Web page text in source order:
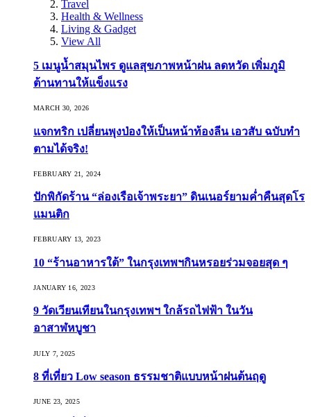
Travel
Health & Wellness
Living & Gadget
View All
5 เมนูน้ำสมุนไพร ดูแลสุขภาพหน้าฝน ลดหวัด เพิ่มภูมิ
ต้านทานให้แข็งแรง
MARCH 30, 2026
แจกทริก เปลี่ยนพุงป่องให้เป็นหน้าท้องลีน เอวสับ ฉบับทำ
ตามได้จริง!
FEBRUARY 21, 2024
ปักพิกัดร้าน “ล่องเรือเจ้าพระยา” ดินเนอร์ยามค่ำคืนสุดโร
แมนติก
FEBRUARY 13, 2023
10 “ร้านอาหารใต้” ในกรุงเทพฯกินหรอยร่วมจอยสุด ๆ
JANUARY 16, 2023
9 วัดเวียนเทียนในกรุงเทพฯ ใกล้รถไฟฟ้า ในวัน
อาสาฬหบูชา
JULY 7, 2025
8 ที่เที่ยว Low season ธรรมชาติแบบหน้าฝนต้นฤดู️
JUNE 23, 2025